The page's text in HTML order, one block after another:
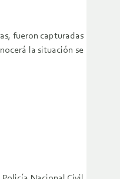
fueron capturadas
la situación se